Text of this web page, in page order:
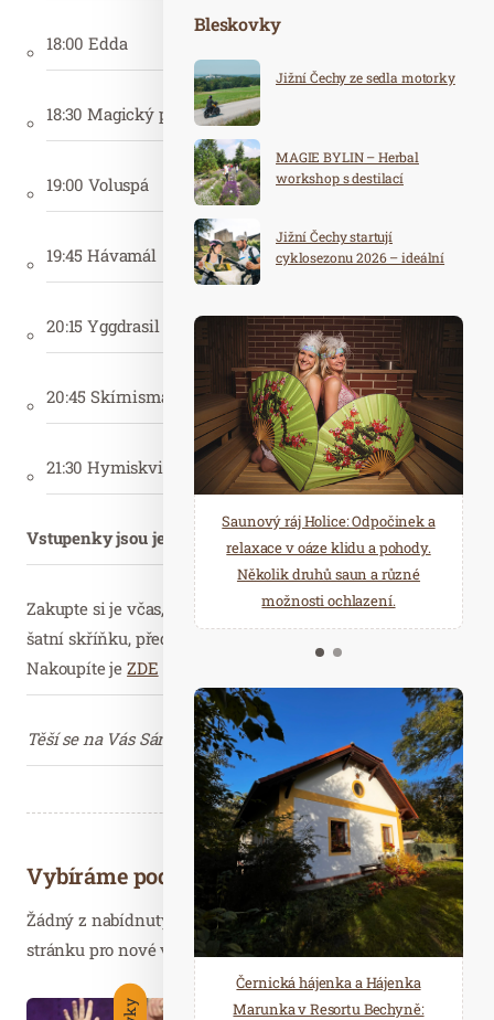
18:00 Edda
18:30 Magický peeling bohyně Freya
19:00 Voluspá
19:45 Hávamál
20:15 Yggdrasil scrub peeling
20:45 Skírnismál
21:30 Hymiskviða
Vstupenky jsou ještě v prodeji
Zakupte si je včas, počet je omezen. Se vstupenkou budete
šatní skříňku, přednostní vstup na ceremoniály a zdarma
Nakoupíte jeZDE
Těší se na Vás Sára, Honza, Ilča, Zuzka a tým Saunového ráje.
Vybíráme podobné články
Žádný z nabídnutých článků vás nezajímá? Aktualizujte
stránku pro nové výsledky...
Čer. 20
Bleskovky
Jižní Čechy ze sedla motorky
MAGIE BYLIN – Herbal
workshop s destilací
Jižní Čechy startují
cyklosezonu 2026 – ideální
Saunový ráj Holice: Odpočinek a
relaxace v oáze klidu a pohody.
Několik druhů saun a různé
možnosti ochlazení.
Spa Hotel Děvín: Odpočiňte si od
starostí všedních dnů a přijeďte
načerpat novou energii do
Mariánských Lázní.
Černická hájenka a Hájenka
Marunka v Resortu Bechyně: